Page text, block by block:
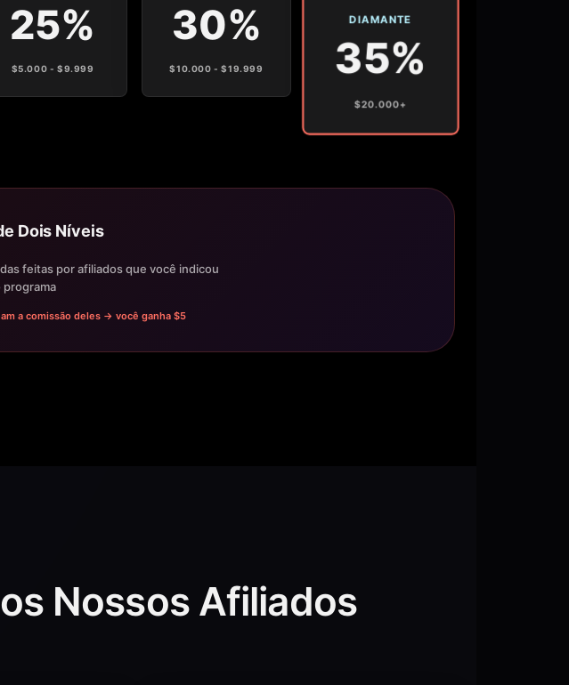
25%
$5.000 - $9.999
30%
$10.000 - $19.999
DIAMANTE
35%
$20.000+
Dois Níveis
feitas por afiliados que você indicou
programa
a comissão deles → você ganha $5
Nossos Afiliados